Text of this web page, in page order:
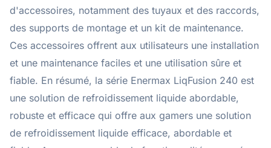
d'accessoires, notamment des tuyaux et des raccords,
des supports de montage et un kit de maintenance.
Ces accessoires offrent aux utilisateurs une installation
et une maintenance faciles et une utilisation sûre et
fiable. En résumé, la série Enermax LiqFusion 240 est
une solution de refroidissement liquide abordable,
robuste et efficace qui offre aux gamers une solution
de refroidissement liquide efficace, abordable et